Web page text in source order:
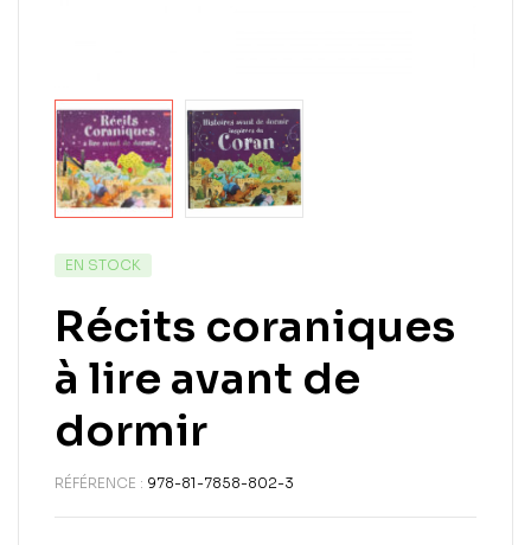
EN STOCK
Récits coraniques
à lire avant de
dormir
RÉFÉRENCE : 978-81-7858-802-3